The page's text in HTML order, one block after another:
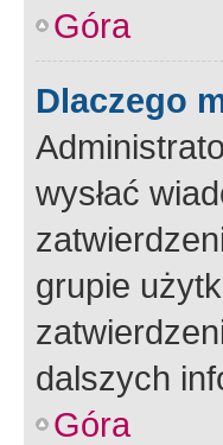
Góra
Dlaczego
wysłać
grupie
dalszych
Góra